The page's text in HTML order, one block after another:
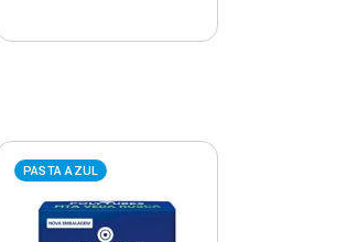
PASTA AZUL